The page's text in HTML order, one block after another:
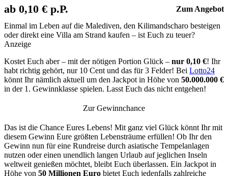
Einmal im Leben auf die Malediven, den Kilimandscharo besteigen
oder direkt eine Villa am Strand kaufen – ist Euch zu teuer?
ab 0,10 € p.P. Zum Angebot
Anzeige
Kostet Euch aber – mit der nötigen Portion Glück – nur 0,10 €! Ihr
habt richtig gehört, nur 10 Cent und das für 3 Felder! Bei Lotto24
könnt Ihr nämlich aktuell um den Jackpot in Höhe von 50.000.000 €
in der 1. Gewinnklasse spielen. Lasst Euch das nicht entgehen!
Zur Gewinnchance
Das ist die Chance Eures Lebens! Mit ganz viel Glück könnt Ihr mit
diesem Gewinn Eure größten Lebensträume erfüllen! Ob Ihr den
Gewinn nun für eine Rundreise durch asiatische Tempelanlagen
nutzen oder einen unendlich langen Urlaub auf jeglichen Inseln
weltweit genießen möchtet, bleibt Euch überlassen. Ein Jackpot in
Höhe von 50 Millionen Euro bietet Euch jedenfalls zahlreiche